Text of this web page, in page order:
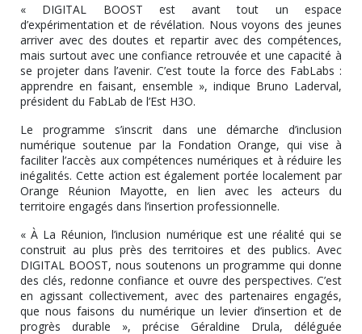
« DIGITAL BOOST est avant tout un espace
d’expérimentation et de révélation. Nous voyons des jeunes
arriver avec des doutes et repartir avec des compétences,
mais surtout avec une confiance retrouvée et une capacité à
se projeter dans l’avenir. C’est toute la force des FabLabs :
apprendre en faisant, ensemble », indique Bruno Laderval,
président du FabLab de l’Est H3O.
Le programme s’inscrit dans une démarche d’inclusion
numérique soutenue par la Fondation Orange, qui vise à
faciliter l’accès aux compétences numériques et à réduire les
inégalités. Cette action est également portée localement par
Orange Réunion Mayotte, en lien avec les acteurs du
territoire engagés dans l’insertion professionnelle.
« À La Réunion, l’inclusion numérique est une réalité qui se
construit au plus près des territoires et des publics. Avec
DIGITAL BOOST, nous soutenons un programme qui donne
des clés, redonne confiance et ouvre des perspectives. C’est
en agissant collectivement, avec des partenaires engagés,
que nous faisons du numérique un levier d’insertion et de
progrès durable », précise Géraldine Drula, déléguée